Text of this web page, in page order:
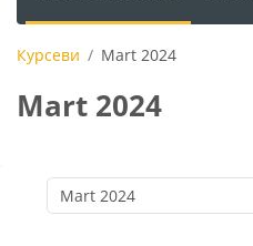
Курсеви Mart 2024
Mart 2024